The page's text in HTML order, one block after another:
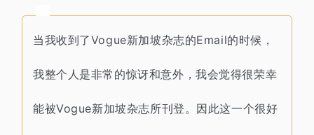
当我收到了Vogue新加坡杂志的Email的时候，
我整个人是非常的惊讶和意外，我会觉得很荣幸
能被Vogue新加坡杂志所刊登。 因此这一个很好